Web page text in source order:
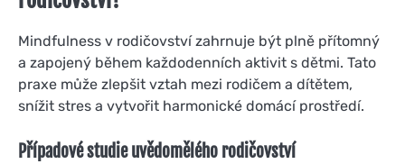
Mindfulness v rodičovství zahrnuje být plně přítomný
a zapojený během každodenních aktivit s dětmi. Tato
praxe může zlepšit vztah mezi rodičem a dítětem,
snížit stres a vytvořit harmonické domácí prostředí.
Případové studie uvědomělého rodičovství